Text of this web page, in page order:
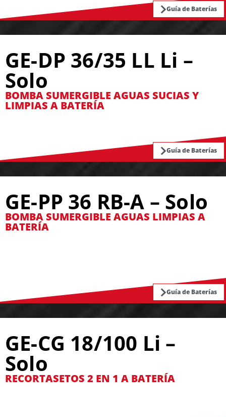
Guía de Baterías
GE-DP 36/35 LL Li –
Solo
BOMBA SUMERGIBLE AGUAS SUCIAS Y
LIMPIAS A BATERÍA
Guía de Baterías
GE-PP 36 RB-A – Solo
BOMBA SUMERGIBLE AGUAS LIMPIAS A
BATERÍA
Guía de Baterías
GE-CG 18/100 Li –
Solo
RECORTASETOS 2 EN 1 A BATERÍA